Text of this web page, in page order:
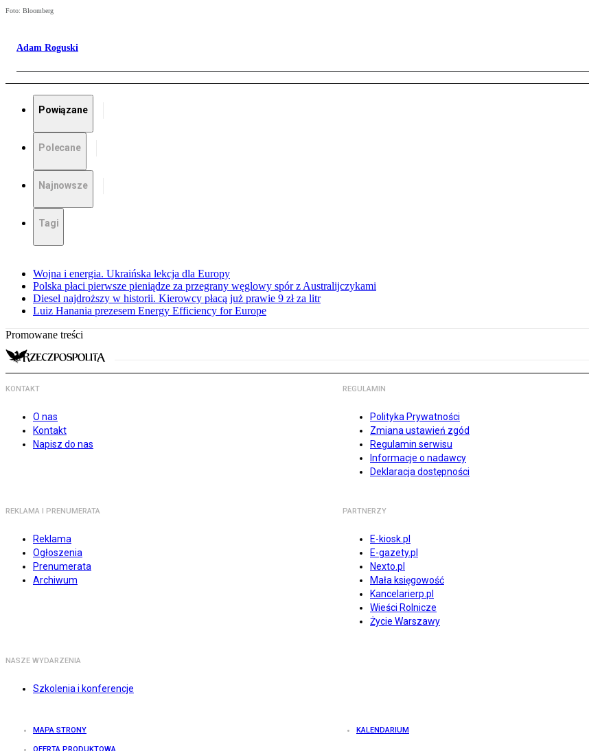
Foto: Bloomberg
Adam Roguski
Powiązane
Polecane
Najnowsze
Tagi
Wojna i energia. Ukraińska lekcja dla Europy
Polska płaci pierwsze pieniądze za przegrany węglowy spór z Australijczykami
Diesel najdroższy w historii. Kierowcy płacą już prawie 9 zł za litr
Luiz Hanania prezesem Energy Efficiency for Europe
Promowane treści
KONTAKT
O nas
Kontakt
Napisz do nas
REGULAMIN
Polityka Prywatności
Zmiana ustawień zgód
Regulamin serwisu
Informacje o nadawcy
Deklaracja dostępności
REKLAMA I PRENUMERATA
Reklama
Ogłoszenia
Prenumerata
Archiwum
PARTNERZY
E-kiosk.pl
E-gazety.pl
Nexto.pl
Mała księgowość
Kancelarierp.pl
Wieści Rolnicze
Życie Warszawy
NASZE WYDARZENIA
Szkolenia i konferencje
MAPA STRONY KALENDARIUM